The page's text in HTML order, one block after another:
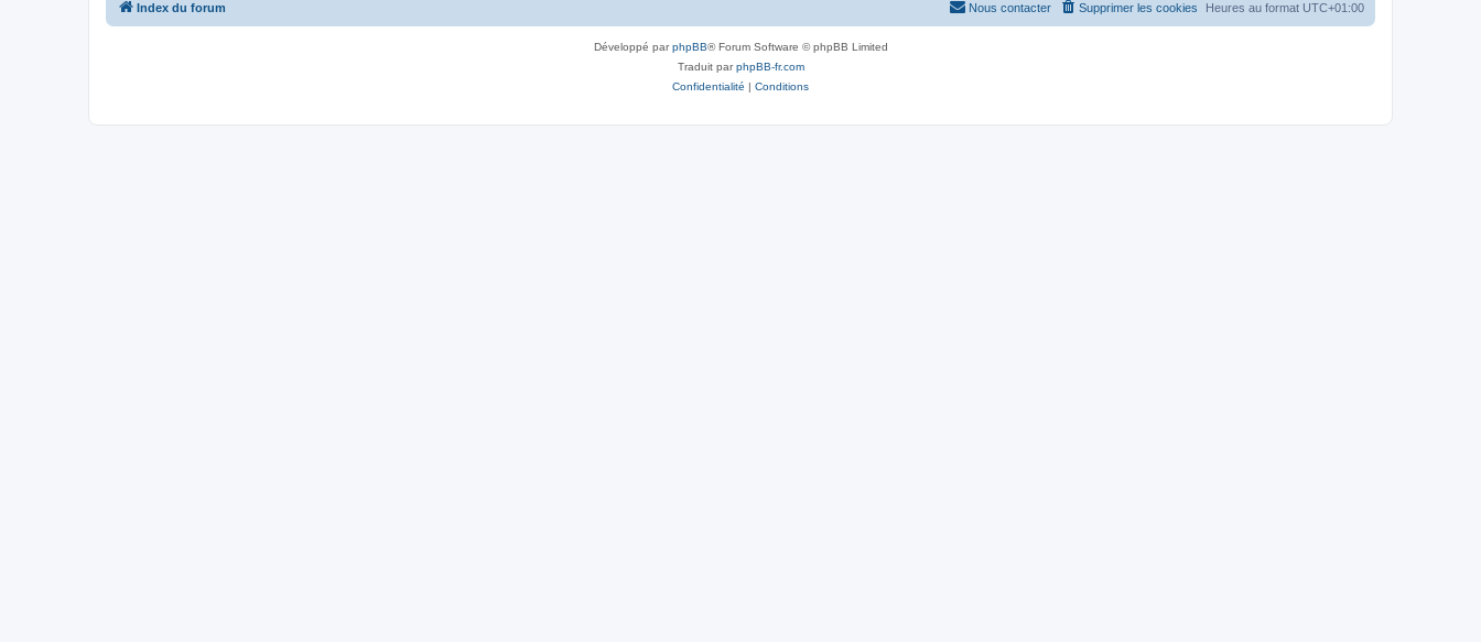
Index du forum Heures au format UTC+01:00
Supprimer les cookies
Nous contacter
Développé parphpBB® Forum Software © phpBB Limited
Traduit parphpBB-fr.com
Confidentialité | Conditions